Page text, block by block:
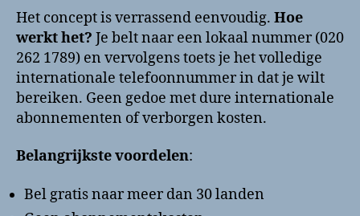
Het concept is verrassend eenvoudig. Hoe
werkt het? Je belt naar een lokaal nummer (020
262 1789) en vervolgens toets je het volledige
internationale telefoonnummer in dat je wilt
bereiken. Geen gedoe met dure internationale
abonnementen of verborgen kosten.
Belangrijkste voordelen:
Bel gratis naar meer dan 30 landen